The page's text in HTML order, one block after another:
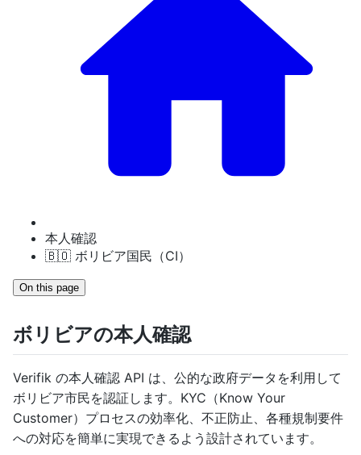
本人確認
🇧🇴 ボリビア国民（CI）
On this page
ボリビアの本人確認
Verifik の本人確認 API は、公的な政府データを利用して
ボリビア市民を認証します。KYC（Know Your
Customer）プロセスの効率化、不正防止、各種規制要件
への対応を簡単に実現できるよう設計されています。